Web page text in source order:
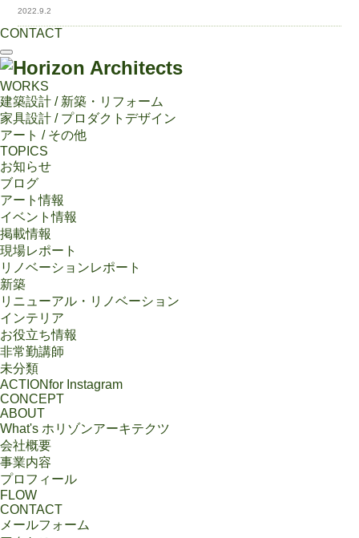
2022.9.2
CONTACT
WORKS
建築設計 / 新築・リフォーム
家具設計 / プロダクトデザイン
アート / その他
TOPICS
お知らせ
ブログ
アート情報
イベント情報
掲載情報
現場レポート
リノベーションレポート
新築
リニューアル・リノベーション
インテリア
お役立ち情報
非常勤講師
未分類
ACTIONfor Instagram
CONCEPT
ABOUT
What's ホリゾンアーキテクツ
会社概要
事業内容
プロフィール
FLOW
CONTACT
メールフォーム